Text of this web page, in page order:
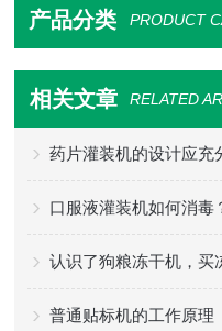
产品分类 PRODUCT
相关文章 RELATED
药片灌装机的设计应充
口服液灌装机如何消毒
认识了狗粮冻干机，买
普通贴标机的工作原理